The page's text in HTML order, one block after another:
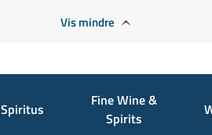
Vis mindre
Spiritus
Fine Wine &
Spirits